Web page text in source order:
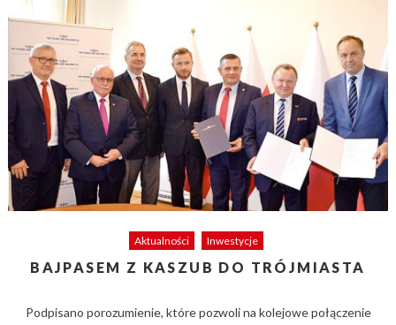
Aktualności Inwestycje
BAJPASEM Z KASZUB DO TRÓJMIASTA
Podpisano porozumienie, które pozwoli na kolejowe połączenie